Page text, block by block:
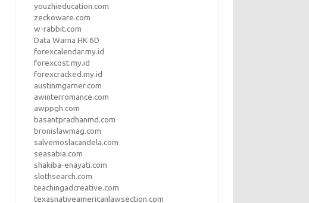
youzhieducation.com
zeckoware.com
w-rabbit.com
Data Warna HK 6D
forexcalendar.my.id
forexcost.my.id
forexcracked.my.id
austinmgarner.com
awinterromance.com
awppgh.com
basantpradhanmd.com
bronislawmag.com
salvemoslacandela.com
seasabia.com
shakiba-enayati.com
slothsearch.com
teachingadcreative.com
texasnativeamericanlawsection.com